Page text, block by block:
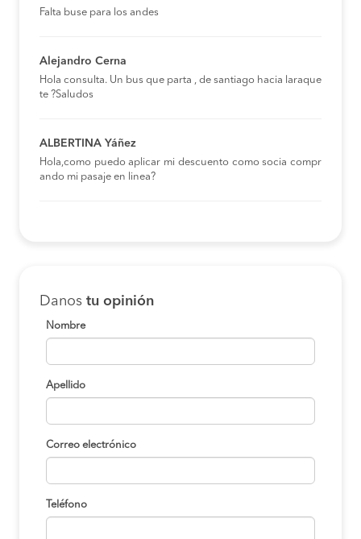
Falta buse para los andes
Alejandro Cerna
Hola consulta. Un bus que parta , de santiago hacia laraque
te ?Saludos
ALBERTINA Yáñez
Hola,como puedo aplicar mi descuento como socia compr
ando mi pasaje en linea?
Danos tu opinión
Nombre
Apellido
Correo electrónico
Teléfono